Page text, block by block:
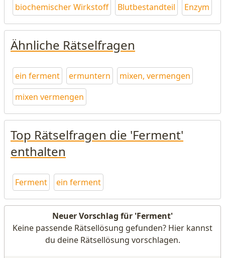
biochemischer Wirkstoff Blutbestandteil Enzym
Ähnliche Rätselfragen
ein ferment ermuntern
mixen, vermengen
mixen vermengen
Top Rätselfragen die 'Ferment'
enthalten
Ferment ein ferment
Neuer Vorschlag für 'Ferment'
Keine passende Rätsellösung gefunden? Hier kannst
du deine Rätsellösung vorschlagen.